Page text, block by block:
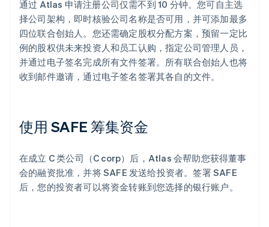
通过 Atlas 申请注册公司仅需不到 10 分钟。您可自主选
择公司架构，即时核验公司名称是否可用，并可添加最多
四位联合创始人。您还需确定股权分配方案，预留一定比
例的股权供未来投资人和员工认购，指定公司管理人员，
并通过电子签名完成所有文件签署。所有联合创始人也将
收到邮件邀请，通过电子签名签署其各自的文件。
使用 SAFE 筹集资金
在成立 C 类公司（C corp）后，Atlas 会帮助您获得董事
会的融资批准，并将 SAFE 发送给投资者。签署 SAFE
后，您的投资者可以将资金转账到您选择的银行账户。